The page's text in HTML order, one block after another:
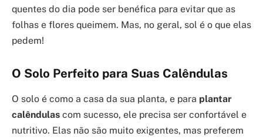
quentes do dia pode ser benéfica para evitar que as
folhas e flores queimem. Mas, no geral, sol é o que elas
pedem!
O Solo Perfeito para Suas Calêndulas
O solo é como a casa da sua planta, e para plantar
calêndulas com sucesso, ele precisa ser confortável e
nutritivo. Elas não são muito exigentes, mas preferem